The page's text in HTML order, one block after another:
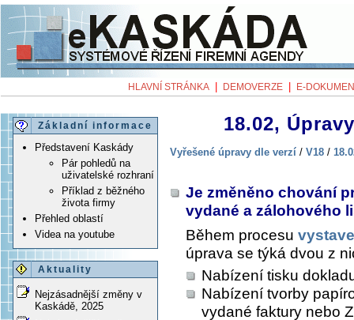
HLAVNÍ STRÁNKA DEMOVERZE E-
Základní informace
Představení Kaskády
Pár pohledů na
uživatelské rozhraní
Příklad z běžného
života firmy
Přehled oblastí
Videa na youtube
Aktuality
Nejzásadnější změny v
Kaskádě, 2025
18.02,
Vyřešené úpravy dle verzí / V18 /
Je změněno chování
vydané a zálohového
Během procesu
úprava se týká dvou z
Nabízení tisku
Nabízení tvorby
vydané faktury nebo